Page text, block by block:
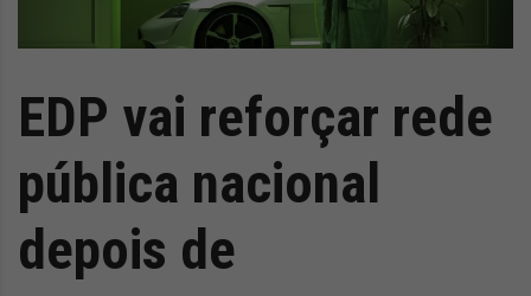
EDP vai reforçar rede
pública nacional
depois de